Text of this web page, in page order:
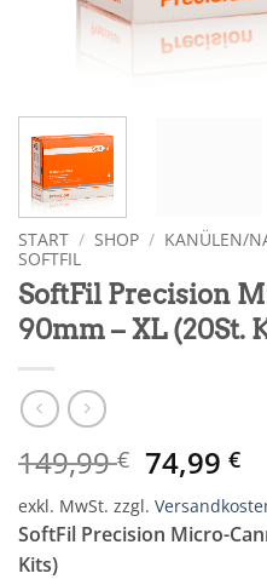
START / SHOP / KANÜLEN/
SOFTFIL
SoftFil Precision
90mm – XL (20St.
149,99€
Preis
war:
149,99 €
74,99€
exkl. MwSt. zzgl.
SoftFil Precision Micro-
Kits)